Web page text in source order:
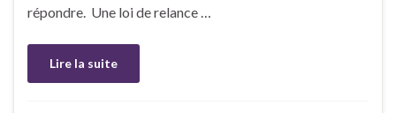
répondre. Une loi de relance …
Lire la suite